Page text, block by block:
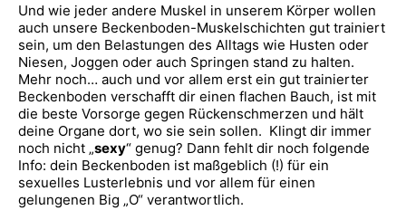
Und wie jeder andere Muskel in unserem Körper wollen
auch unsere Beckenboden-Muskelschichten gut trainiert
sein, um den Belastungen des Alltags wie Husten oder
Niesen, Joggen oder auch Springen stand zu halten.
Mehr noch… auch und vor allem erst ein gut trainierter
Beckenboden verschafft dir einen flachen Bauch, ist mit
die beste Vorsorge gegen Rückenschmerzen und hält
deine Organe dort, wo sie sein sollen. Klingt dir immer
noch nicht „sexy“ genug? Dann fehlt dir noch folgende
Info: dein Beckenboden ist maßgeblich (!) für ein
sexuelles Lusterlebnis und vor allem für einen
gelungenen Big „O“ verantwortlich.